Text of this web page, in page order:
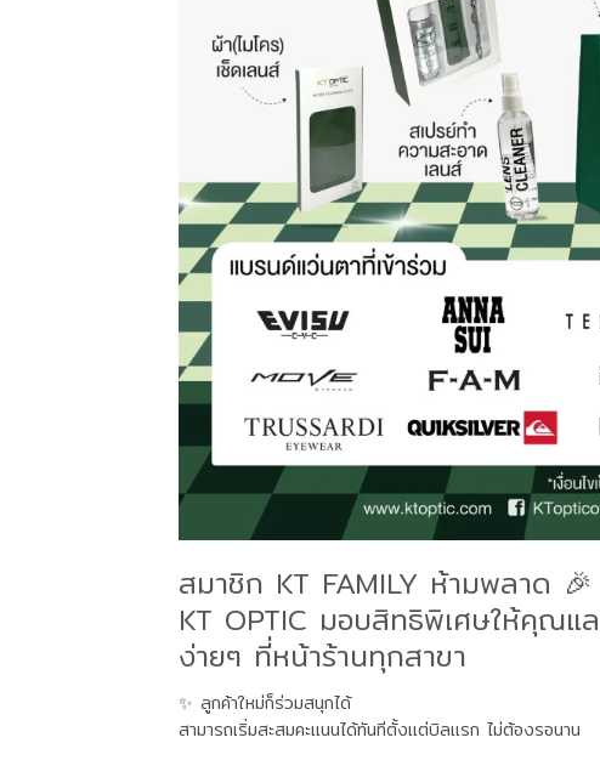
สมาชิก KT FAMILY ห้ามพลาด 🎉
KT OPTIC มอบสิทธิพิเศษให้คุณแ
ง่ายๆ ที่หน้าร้านทุกสาขา
✨ ลูกค้าใหม่ก็ร่วมสนุกได้
สามารถเริ่มสะสมคะแนนได้ทันทีตั้งแต่บิลแรก ไม่ต้องรอนาน